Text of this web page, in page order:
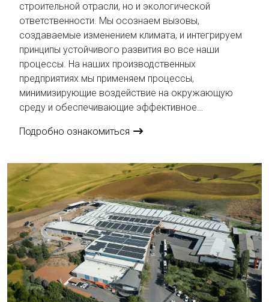
строительной отрасли, но и экологической
ответственности. Мы осознаем вызовы,
создаваемые изменением климата, и интегрируем
принципы устойчивого развития во все наши
процессы. На наших производственных
предприятиях мы применяем процессы,
минимизирующие воздействие на окружающую
среду и обеспечивающие эффективное
поощряем использование перерабатываемых
помощью энергоэффективного оборудования и
возобновляемых источников энергии, а также
строго управляем отходами для минимизации
производственных отходов. Мы придаем большое
значение использованию экологически чистых
материалов в наших проектах. Такие материалы,
как нержавеющая сталь, стекло, дерево и акрил,
выбираются за их долговечность и возможность
переработки, что позволяет нам предоставлять
эстетичные и долговечные решения, выполняя
Подробно ознакомиться